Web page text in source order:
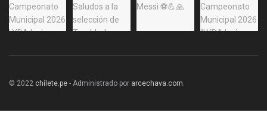
© 2022 chilete.pe - Administrado por arcechava.com